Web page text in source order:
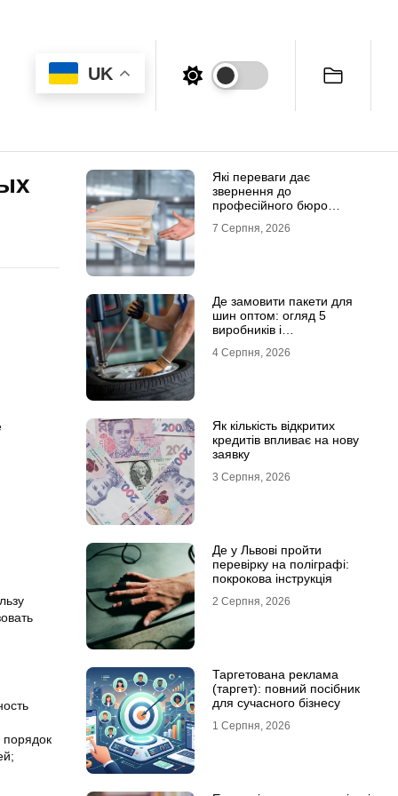
UK
порядок
Які переваги дає
звернення до
професійного бюро
7 Серпня, 2026
Де замовити пакети для
шин оптом: огляд 5
виробників і
4 Серпня, 2026
Як кількість відкритих
кредитів впливає на нову
заявку
3 Серпня, 2026
Де у Львові пройти
перевірку на поліграфі:
покрокова інструкція
2 Серпня, 2026
Таргетована реклама
(таргет): повний посібник
для сучасного бізнесу
1 Серпня, 2026